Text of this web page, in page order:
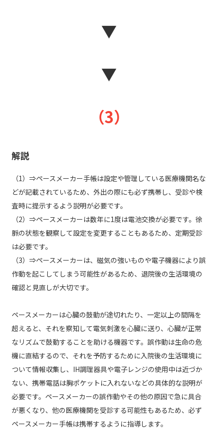
▼
▼
（3）
解説
（1）⇒ペースメーカー手帳は設定や管理している医療機関名な
どが記載されているため、外出の際にも必ず携帯し、受診や検
査時に提示するよう説明が必要です。
（2）⇒ペースメーカーは数年に1度は電池交換が必要です。徐
脈の状態を観察して設定を変更することもあるため、定期受診
は必要です。
（3）⇒ペースメーカーは、磁気の強いものや電子機器により誤
作動を起こしてしまう可能性があるため、退院後の生活環境の
確認と見直しが大切です。
ペースメーカーは心臓の鼓動が途切れたり、一定以上の間隔を
超えると、それを察知して電気刺激を心臓に送り、心臓が正常
なリズムで鼓動することを助ける機器です。誤作動は生命の危
機に直結するので、それを予防するために入院後の生活環境に
ついて情報収集し、IH調理器具や電子レンジの使用中は近づか
ない、携帯電話は胸ポケットに入れないなどの具体的な説明が
必要です。ペースメーカーの誤作動やその他の原因で急に具合
が悪くなり、他の医療機関を受診する可能性もあるため、必ず
ペースメーカー手帳は携帯するように指導します。